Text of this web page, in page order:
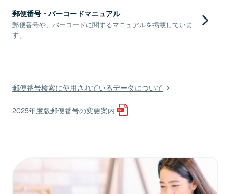
郵便番号・バーコードマニュアル
郵便番号や、バーコードに関するマニュアルを掲載していま
す。
郵便番号検索に使用されているデータについて
2025年度版郵便番号の変更案内